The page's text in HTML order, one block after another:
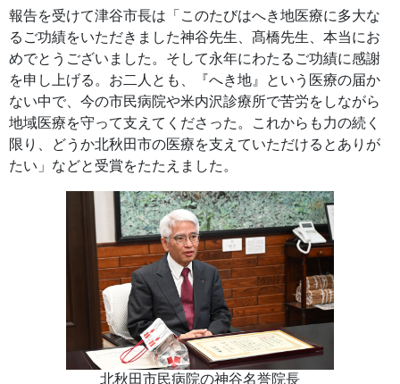
報告を受けて津谷市長は「このたびはへき地医療に多大な
るご功績をいただきました神谷先生、髙橋先生、本当にお
めでとうございました。そして永年にわたるご功績に感謝
を申し上げる。お二人とも、『へき地』という医療の届か
ない中で、今の市民病院や米内沢診療所で苦労をしながら
地域医療を守って支えてくださった。これからも力の続く
限り、どうか北秋田市の医療を支えていただけるとありが
たい」などと受賞をたたえました。
北秋田市民病院の神谷名誉院長